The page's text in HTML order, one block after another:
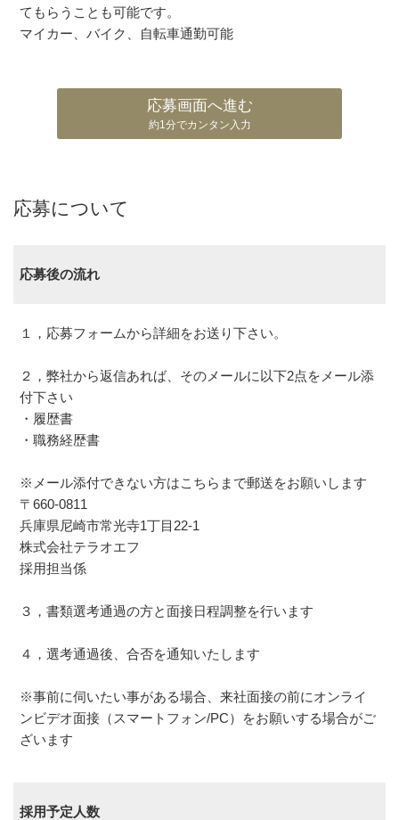
てもらうことも可能です。
マイカー、バイク、自転車通勤可能
応募画面へ進む
約1分でカンタン入力
応募について
応募後の流れ
１，応募フォームから詳細をお送り下さい。
２，弊社から返信あれば、そのメールに以下2点をメール添
付下さい
・履歴書
・職務経歴書
※メール添付できない方はこちらまで郵送をお願いします
〒660-0811
兵庫県尼崎市常光寺1丁目22-1
株式会社テラオエフ
採用担当係
３，書類選考通過の方と面接日程調整を行います
４，選考通過後、合否を通知いたします
※事前に伺いたい事がある場合、来社面接の前にオンライ
ンビデオ面接（スマートフォン/PC）をお願いする場合がご
ざいます
採用予定人数